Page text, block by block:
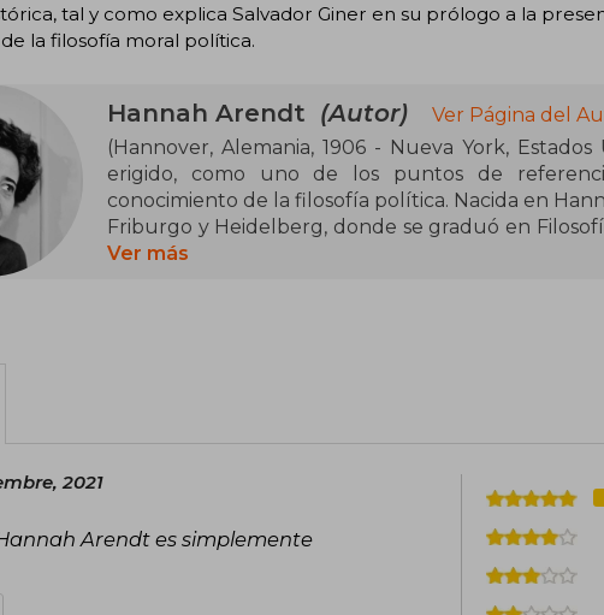
tal y como explica Salvador Giner en su prólogo a la
la filosofía moral política.
Hannah Arendt (Autor)
Ver Página del
(Hannover, Alemania, 1906 - Nueva York, Estados Unidos, 1975) Arendt se ha
erigido, como uno de los puntos de
conocimiento de la filosofía política. Nacida en
Friburgo y Heidelberg, donde se graduó en
ocuparon el poder, emigró a París. Más tarde se
Ver más
2021
Arendt es simplemente